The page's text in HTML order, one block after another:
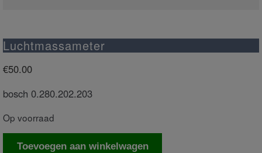
Luchtmassameter
€50.00
bosch 0.280.202.203
Op voorraad
Luchtmassameter
Toevoegen aan winkelwagen